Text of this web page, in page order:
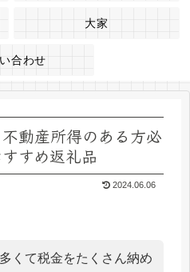
大家
合わせ
動産所得のある方必
すめ返礼品
2024.06.06
くて税金をたくさん納め